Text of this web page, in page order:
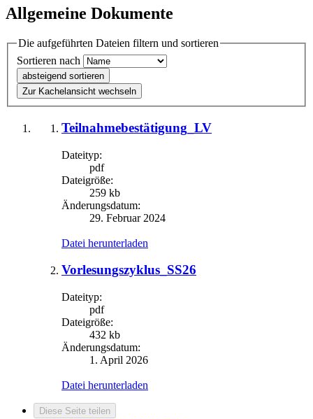
Allgemeine Dokumente
Die aufgeführten Dateien filtern und sortieren
Sortieren nach
absteigend sortieren
Zur Kachelansicht wechseln
Teilnahmebestätigung_LV
Dateityp:
pdf
Dateigröße:
259 kb
Änderungsdatum:
29. Februar 2024
Datei herunterladen
Vorlesungszyklus_SS26
Dateityp:
pdf
Dateigröße:
432 kb
Änderungsdatum:
1. April 2026
Datei herunterladen
Diese Seite teilen